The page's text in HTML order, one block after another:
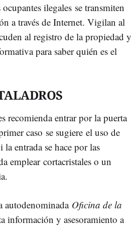
ilegales se transmiten
a través de Internet. Vigilan al
al registro de la propiedad y
para saber quién es el
recomienda entrar por la puerta
caso se sugiere el uso de
la entrada se hace por las
emplear cortacristales o un
autodenominada Oficina de la
información y asesoramiento a